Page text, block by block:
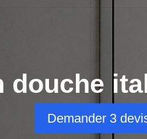
douche
Demander 3